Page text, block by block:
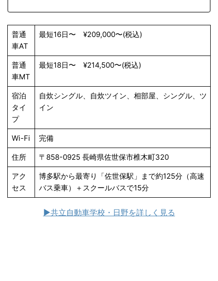
普通
車AT
最短16日〜 ¥209,000〜(税込)
普通
車MT
最短18日〜 ¥214,500〜(税込)
宿泊
タイ
プ
自炊シングル、自炊ツイン、相部屋、シングル、ツ
イン
Wi-Fi 完備
住所 〒858-0925 長崎県佐世保市椎木町320
アク
セス
博多駅から最寄り「佐世保駅」まで約125分（高速
バス乗車）＋スクールバスで15分
▶︎共立自動車学校・日野を詳しく見る